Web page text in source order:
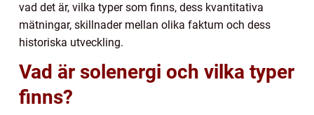
vad det är, vilka typer som finns, dess kvantitativa
mätningar, skillnader mellan olika faktum och dess
historiska utveckling.
Vad är solenergi och vilka typer
finns?